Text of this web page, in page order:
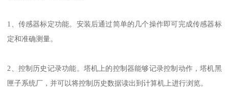
1、传感器标定功能。安装后通过简单的几个操作即可完成传感器标
定和准确测量。
2、控制历史记录功能。塔机上的控制器能够记录控制动作，塔机黑
匣子系统厂，并可以将控制历史数据读出到计算机上进行浏览。